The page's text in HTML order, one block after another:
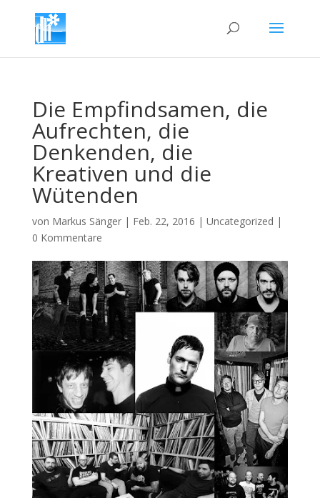
Die Empfindsamen, die
Aufrechten, die
Denkenden, die
Kreativen und die
Wütenden
von Markus Sänger| Feb. 22, 2016 | Uncategorized |
0 Kommentare